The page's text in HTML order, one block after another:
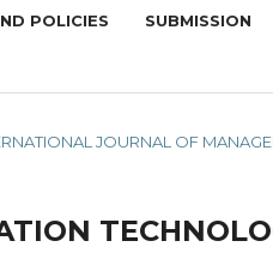
POLICIES SUBMISSION
JOURNAL OF